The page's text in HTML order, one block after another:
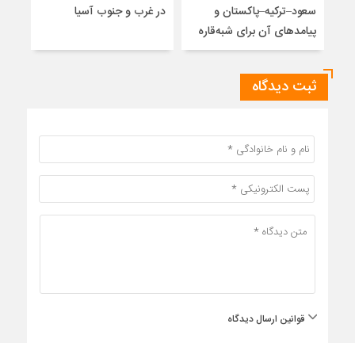
سعود–ترکیه–پاکستان و
پیامدهای آن برای شبه‌قاره
در غرب و جنوب آسیا
ثبت دیدگاه
قوانین ارسال دیدگاه